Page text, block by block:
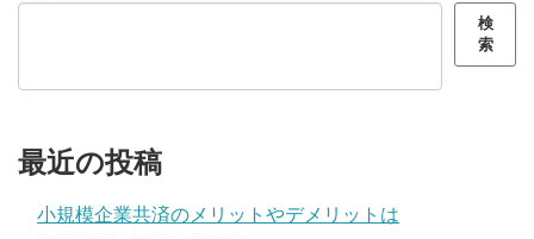
検
索
最近の投稿
小規模企業共済のメリットやデメリットは